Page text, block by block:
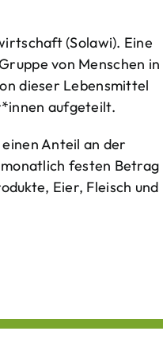
(Solawi). Eine
von Menschen in
dieser Lebens­mittel
aufgeteilt.
Anteil an der
festen Betrag
Eier, Fleisch und